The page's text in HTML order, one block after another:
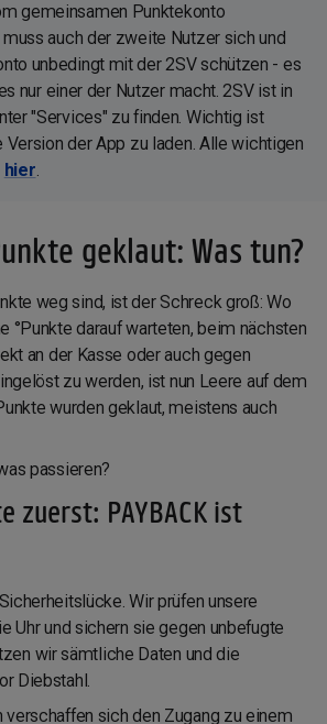
gemeinsamen Punktekonto
auch der zweite Nutzer sich und
unbedingt mit der 2SV schützen - es
nur einer der Nutzer macht. 2SV ist in
"Services" zu finden. Wichtig ist
der App zu laden. Alle wichtigen
hier.
geklaut: Was tun?
weg sind, ist der Schreck groß: Wo
°Punkte darauf warteten, beim nächsten
an der Kasse oder auch gegen
zu werden, ist nun Leere auf dem
wurden geklaut, meistens auch
passieren?
zuerst: PAYBACK ist
Wir prüfen unsere
Uhr und sichern sie gegen unbefugte
wir sämtliche Daten und die
Diebstahl.
verschaffen sich den Zugang zu einem